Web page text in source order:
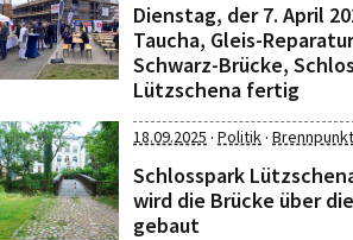
Dienstag, der 7. April
Taucha, Gleis-
Schwarz-Brücke,
Lützschena fertig
18.09.2025 · Politik· Brennpunkt
Schlosspark
wird die Brücke über
gebaut